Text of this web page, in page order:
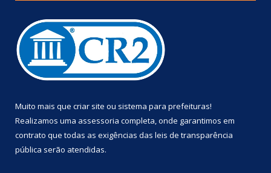
Muito mais que criar site ou sistema para prefeituras!
Realizamos uma assessoria completa, onde garantimos em
contrato que todas as exigências das leis de transparência
pública serão atendidas.